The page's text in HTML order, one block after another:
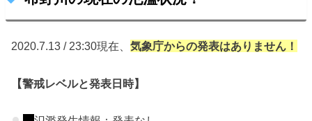
2020.7.13 / 23:30現在、気象庁からの発表はありません！
【警戒レベルと発表日時】